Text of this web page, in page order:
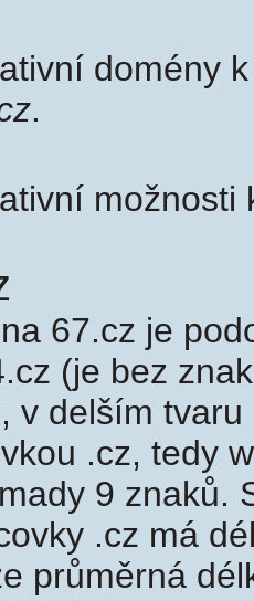
domény
.
možnosti
67.cz je
(je bez
v delším
.cz, tedy
9 znaků.
.cz má
průměrná